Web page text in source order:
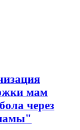
мам
через